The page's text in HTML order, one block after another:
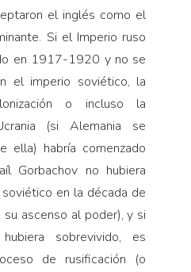
el inglés como el
Si el Imperio ruso
en 1917-1920 y no se
el imperio soviético, la
o incluso la
(si Alemania se
ella) habría comenzado
Gorbachov no hubiera
en la década de
ascenso al poder), y si
sobrevivido, es
de rusificación (o